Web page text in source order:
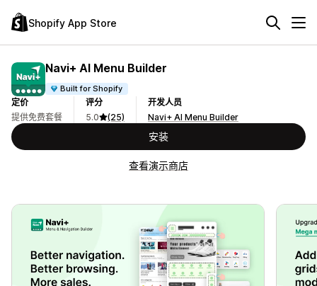
Shopify App Store
Navi+ AI Menu Builder
Built for Shopify
定价
提供免费套餐
评分
5.0
(25)
开发人员
Navi+ AI Menu Builder
安装
查看演示商店